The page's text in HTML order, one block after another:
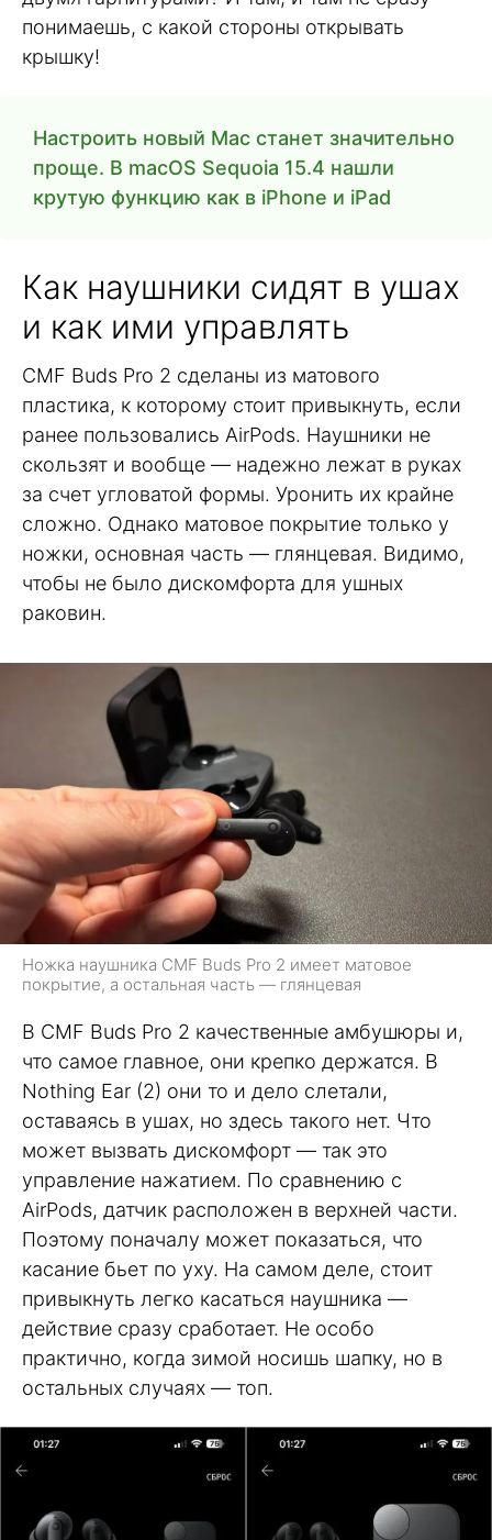
понимаешь, с какой стороны открывать
крышку!
Настроить новый Mac станет значительно
проще. В macOS Sequoia 15.4 нашли
крутую функцию как в iPhone и iPad
Как наушники сидят в ушах
и как ими управлять
CMF Buds Pro 2 сделаны из матового
пластика, к которому стоит привыкнуть, если
ранее пользовались AirPods. Наушники не
скользят и вообще — надежно лежат в руках
за счет угловатой формы. Уронить их крайне
сложно. Однако матовое покрытие только у
ножки, основная часть — глянцевая. Видимо,
чтобы не было дискомфорта для ушных
раковин.
Ножка наушника CMF Buds Pro 2 имеет матовое
покрытие, а остальная часть — глянцевая
В CMF Buds Pro 2 качественные амбушюры и,
что самое главное, они крепко держатся. В
Nothing Ear (2) они то и дело слетали,
оставаясь в ушах, но здесь такого нет. Что
может вызвать дискомфорт — так это
управление нажатием. По сравнению с
AirPods, датчик расположен в верхней части.
Поэтому поначалу может показаться, что
касание бьет по уху. На самом деле, стоит
привыкнуть легко касаться наушника —
действие сразу сработает. Не особо
практично, когда зимой носишь шапку, но в
остальных случаях — топ.